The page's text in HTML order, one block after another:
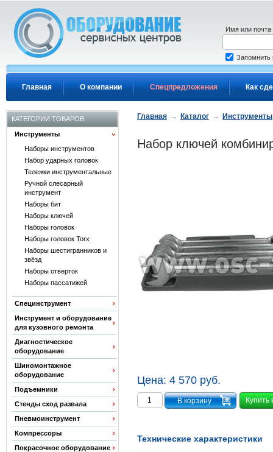
Главная О компании Спецпредложения Как
Имя или почта
Запомнить
КАТЕГОРИИ ТОВАРОВ
Инструменты
Наборы инструментов
Набор ударных головок
Тележки инструментальные
Ручной слесарный
инструмент
Наборы бит
Наборы ключей
Наборы головок
Наборы головок Torx
Наборы шестигранников и
звёзд
Наборы отверток
Наборы пассатижей
Специнструмент
Инструмент и оборудование
для кузовного ремонта
Диагностическое
оборудование
Шиномонтажное
оборудование
Подъемники
Стенды сход развала
Пневмоинструмент
Компрессоры
Покрасочное оборудование
Главная → Каталог → Инструменты
Набор ключей
Цена: 4 570 руб.
Купить
Технические характеристики